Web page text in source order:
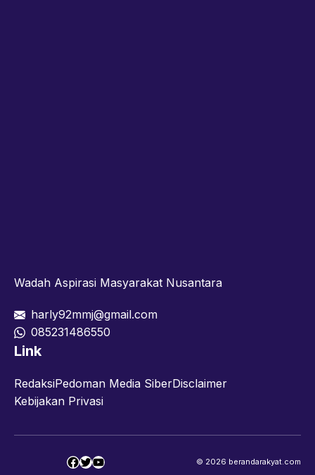
Wadah Aspirasi Masyarakat Nusantara
harly92mmj@gmail.com
085231486550
Link
RedaksiPedoman Media SiberDisclaimer
Kebijakan Privasi
Facebook
Twitter
YouTube © 2026 berandarakyat.com